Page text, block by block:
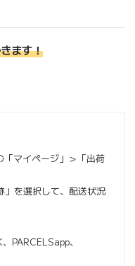
ます！
「マイページ」＞「出荷
」を選択して、配送状況
PARCELSapp、